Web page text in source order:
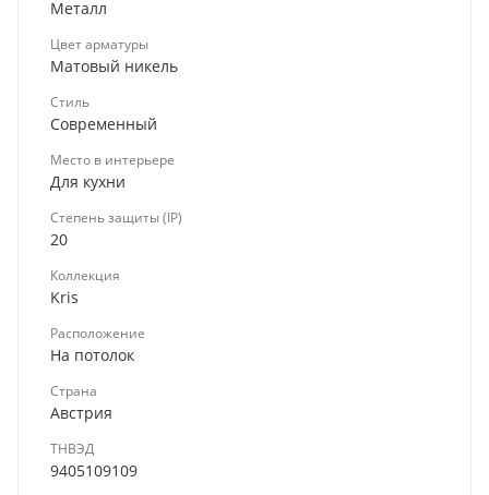
Металл
Цвет арматуры
Матовый никель
Стиль
Современный
Место в интерьере
Для кухни
Степень защиты (IP)
20
Коллекция
Kris
Расположение
На потолок
Страна
Австрия
ТНВЭД
9405109109